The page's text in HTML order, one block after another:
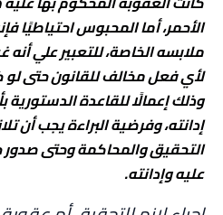
الأحمر، أما المحبوس احتياطيًا
ملابسه الخاصة، للتعبير علي أنه
لأي فعل مخالف للقانون حتى لو
وذلك إعمالًا للقاعدة
إدانته، وفرضية البراءة يجب أن
التحقيق والمحاكمة وحتى
عليه وإدانته.